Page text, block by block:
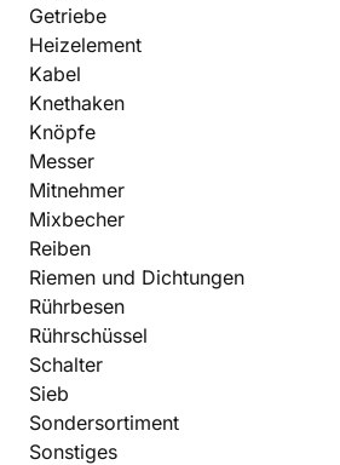
Getriebe
Heizelement
Kabel
Knethaken
Knöpfe
Messer
Mitnehmer
Mixbecher
Reiben
Riemen und Dichtungen
Rührbesen
Rührschüssel
Schalter
Sieb
Sondersortiment
Sonstiges